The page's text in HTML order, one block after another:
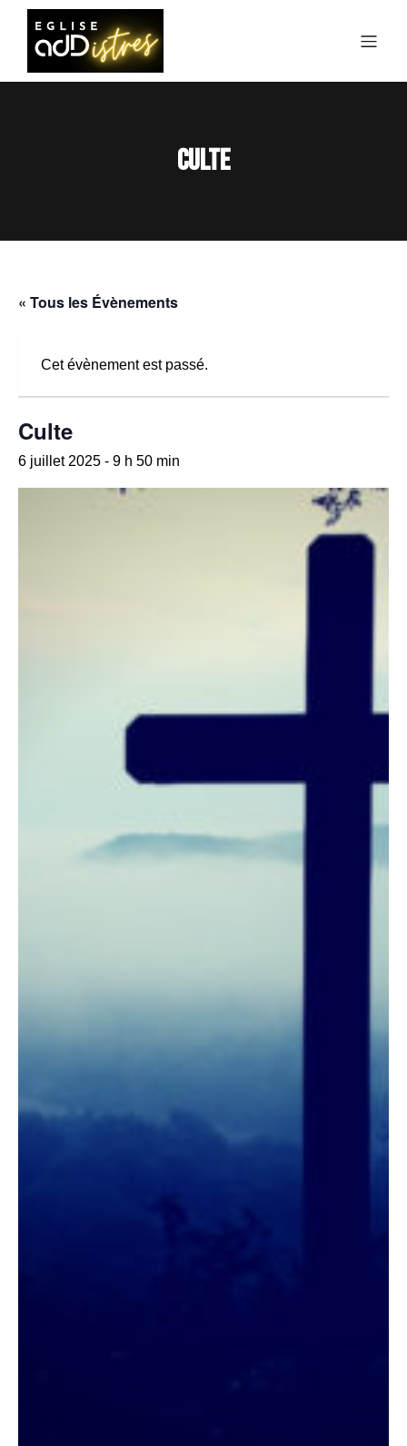
Culte
« Tous les Évènements
Cet évènement est passé.
Culte
6 juillet 2025 - 9 h 50 min